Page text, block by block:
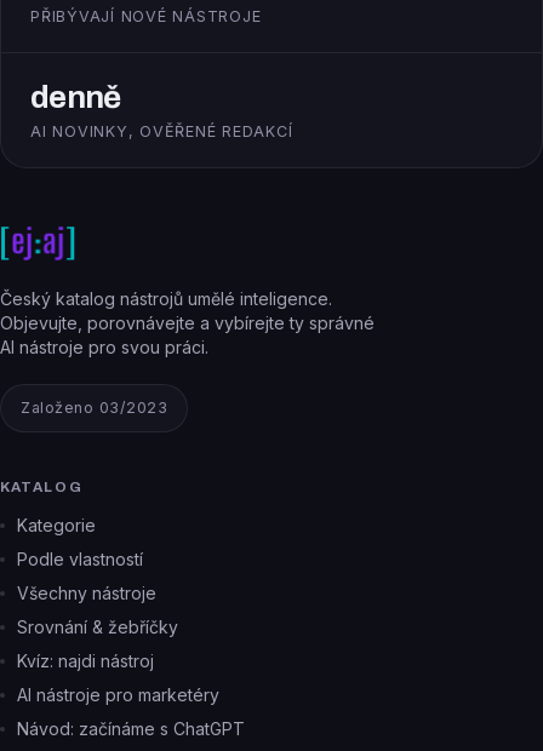
PŘIBÝVAJÍ NOVÉ NÁSTROJE
denně
AI NOVINKY, OVĚŘENÉ REDAKCÍ
Český katalog nástrojů umělé inteligence.
Objevujte, porovnávejte a vybírejte ty správné
AI nástroje pro svou práci.
Založeno 03/2023
KATALOG
Kategorie
Podle vlastností
Všechny nástroje
Srovnání & žebříčky
Kvíz: najdi nástroj
AI nástroje pro marketéry
Návod: začínáme s ChatGPT